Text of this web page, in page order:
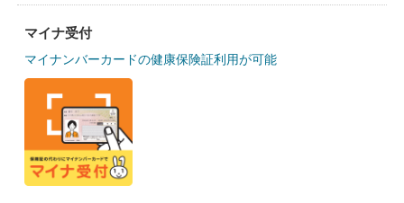
マイナ受付
マイナンバーカードの健康保険証利用が可能